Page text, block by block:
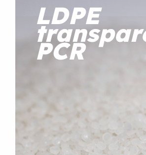
LDPE
PCR